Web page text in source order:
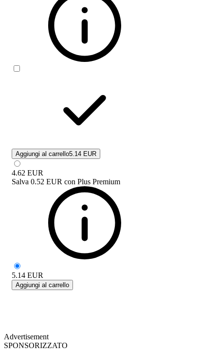
Aggiungi al carrello5.14 EUR
4.62 EUR
Salva 0.52 EUR con Plus Premium
5.14 EUR
Aggiungi al carrello
Advertisement
SPONSORIZZATO